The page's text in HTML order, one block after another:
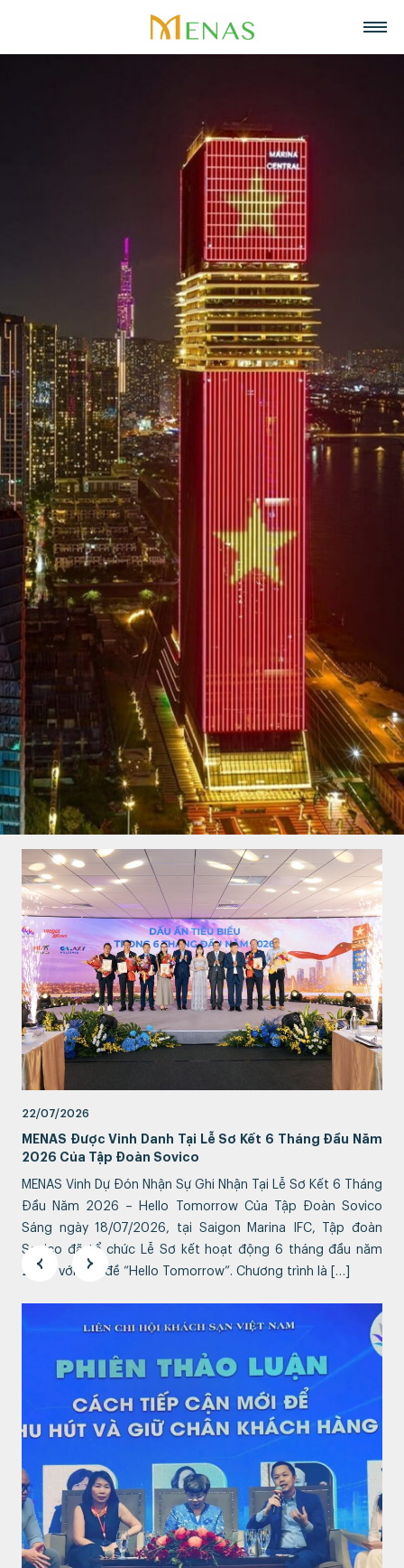
Về Menas Group
Tầm nhìn, sứ mệnh, giá trị cốt lõi
Menas & Cam Kết ESG
Trách nhiệm xã hội
Giải thưởng
Dự án tiêu biểu
Lĩnh vực hoạt động
Siêu thị
Bán lẻ
Ẩm thực
Mỹ phẩm & Nước hoa
Quản lý tài sản
Khách sạn & Nghỉ dưỡng
Tin tức & Sự kiện
Tuyển dụng
Trở thành đối tác
Liên hệ
Tiếng Việt
English
中文
22/07/2026
MENAS Được Vinh Danh Tại Lễ Sơ Kết 6 Tháng Đầu Năm
2026 Của Tập Đoàn Sovico
MENAS Vinh Dự Đón Nhận Sự Ghi Nhận Tại Lễ Sơ Kết 6 Tháng
Đầu Năm 2026 – Hello Tomorrow Của Tập Đoàn Sovico
Sáng ngày 18/07/2026, tại Saigon Marina IFC, Tập đoàn
Sovico đã tổ chức Lễ Sơ kết hoạt động 6 tháng đầu năm
2026 với chủ đề “Hello Tomorrow”. Chương trình là […]